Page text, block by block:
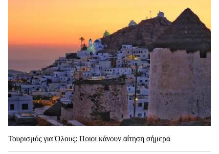
Τουρισμός για Όλους: Ποιοι κάνουν αίτηση σήμερα